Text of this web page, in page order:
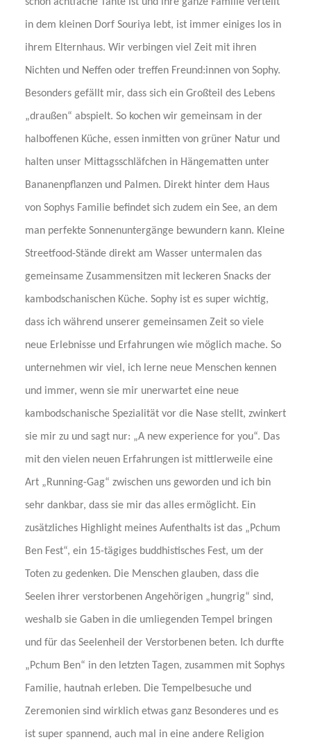
schon achtfache Tante ist und ihre ganze Familie verteilt
in dem kleinen Dorf Souriya lebt, ist immer einiges los in
ihrem Elternhaus. Wir verbingen viel Zeit mit ihren
Nichten und Neffen oder treffen Freund:innen von Sophy.
Besonders gefällt mir, dass sich ein Großteil des Lebens
„draußen“ abspielt. So kochen wir gemeinsam in der
halboffenen Küche, essen inmitten von grüner Natur und
halten unser Mittagsschläfchen in Hängematten unter
Bananenpflanzen und Palmen. Direkt hinter dem Haus
von Sophys Familie befindet sich zudem ein See, an dem
man perfekte Sonnenuntergänge bewundern kann. Kleine
Streetfood-Stände direkt am Wasser untermalen das
gemeinsame Zusammensitzen mit leckeren Snacks der
kambodschanischen Küche. Sophy ist es super wichtig,
dass ich während unserer gemeinsamen Zeit so viele
neue Erlebnisse und Erfahrungen wie möglich mache. So
unternehmen wir viel, ich lerne neue Menschen kennen
und immer, wenn sie mir unerwartet eine neue
kambodschanische Spezialität vor die Nase stellt, zwinkert
sie mir zu und sagt nur: „A new experience for you“. Das
mit den vielen neuen Erfahrungen ist mittlerweile eine
Art „Running-Gag“ zwischen uns geworden und ich bin
sehr dankbar, dass sie mir das alles ermöglicht. Ein
zusätzliches Highlight meines Aufenthalts ist das „Pchum
Ben Fest“, ein 15-tägiges buddhistisches Fest, um der
Toten zu gedenken. Die Menschen glauben, dass die
Seelen ihrer verstorbenen Angehörigen „hungrig“ sind,
weshalb sie Gaben in die umliegenden Tempel bringen
und für das Seelenheil der Verstorbenen beten. Ich durfte
„Pchum Ben“ in den letzten Tagen, zusammen mit Sophys
Familie, hautnah erleben. Die Tempelbesuche und
Zeremonien sind wirklich etwas ganz Besonderes und es
ist super spannend, auch mal in eine andere Religion